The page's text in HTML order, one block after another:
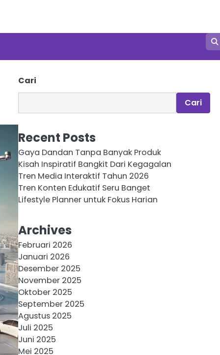
Cari
Cari
Recent Posts
Gaya Dandan Tanpa Banyak Produk
Kisah Inspiratif Bangkit Dari Kegagalan
Tren Media Interaktif Tahun 2026
Tren Konten Edukatif Seru Banget
Lifestyle Planner untuk Fokus Harian
Archives
Februari 2026
Januari 2026
Desember 2025
November 2025
Oktober 2025
September 2025
Agustus 2025
Juli 2025
Juni 2025
Mei 2025